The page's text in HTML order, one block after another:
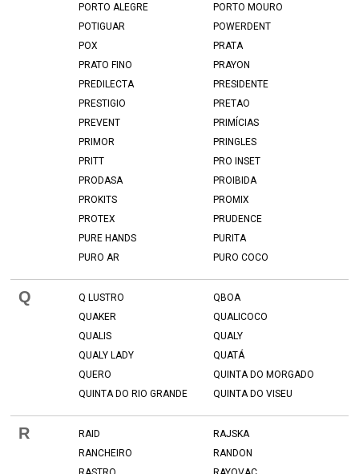
PORTO ALEGRE
PORTO MOURO
POTIGUAR
POWERDENT
POX
PRATA
PRATO FINO
PRAYON
PREDILECTA
PRESIDENTE
PRESTIGIO
PRETAO
PREVENT
PRIMÍCIAS
PRIMOR
PRINGLES
PRITT
PRO INSET
PRODASA
PROIBIDA
PROKITS
PROMIX
PROTEX
PRUDENCE
PURE HANDS
PURITA
PURO AR
PURO COCO
Q Q LUSTRO
QBOA
QUAKER
QUALICOCO
QUALIS
QUALY
QUALY LADY
QUATÁ
QUERO
QUINTA DO MORGADO
QUINTA DO RIO GRANDE
QUINTA DO VISEU
R RAID
RAJSKA
RANCHEIRO
RANDON